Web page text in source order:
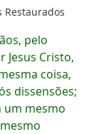
Restaurados
pelo
Jesus Cristo,
coisa,
dissensões;
um mesmo